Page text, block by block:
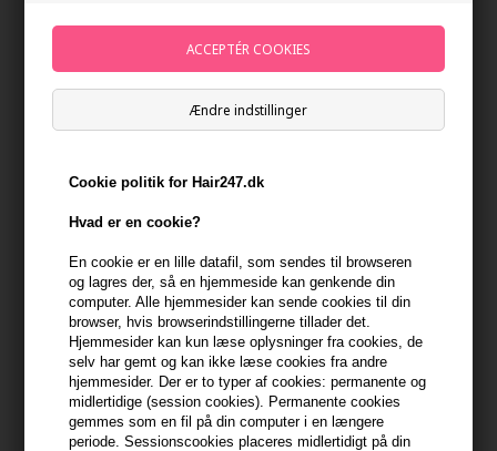
Ændre indstillinger
Cookie politik for Hair247.dk
Hvad er en cookie?
En cookie er en lille datafil, som sendes til browseren
og lagres der, så en hjemmeside kan genkende din
computer. Alle hjemmesider kan sende cookies til din
browser, hvis browserindstillingerne tillader det.
Hjemmesider kan kun læse oplysninger fra cookies, de
selv har gemt og kan ikke læse cookies fra andre
hjemmesider. Der er to typer af cookies: permanente og
midlertidige (session cookies). Permanente cookies
gemmes som en fil på din computer i en længere
periode. Sessionscookies placeres midlertidigt på din
145,00DKK
Stykpris ved 3 stk. 133,00 DKK Spar 8%
På lager - Leveringstid 1-2 dage
Du får 7 DKK til dit næste køb når du køber denne vare -
min konto
399,10 DKK FRA GRATIS FRAGT 399.1 DKK
Beskrivelse Anmeldelser Fabrikant